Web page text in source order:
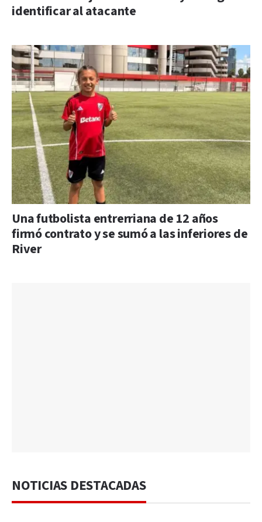
identificar al atacante
Una futbolista entrerriana de 12 años
firmó contrato y se sumó a las inferiores de
River
NOTICIAS DESTACADAS